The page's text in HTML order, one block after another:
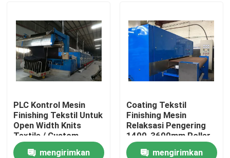
Rumah
PLC Kontrol Mesin
Finishing Tekstil Untuk
Open Width Knits
Textile / Custom
Tailor
mengirimkan
Coating Tekstil
Finishing Mesin
Relaksasi Pengering
1400-3600mm Roller
Lebar
mengirimkan